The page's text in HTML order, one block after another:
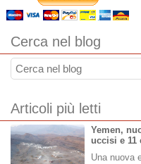
Cerca nel blog
Articoli più letti
Yemen,
uccisi e 11
Una nuova